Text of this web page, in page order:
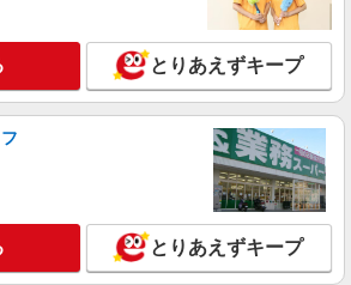
とりあえずキープ
とりあえずキープ